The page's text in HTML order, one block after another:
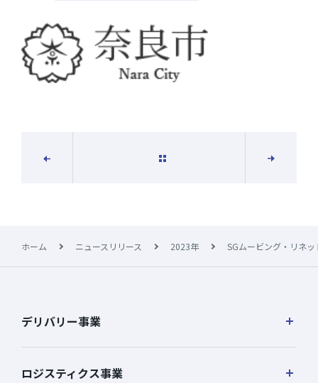
前の記事
一覧に戻る 次の記事
ホーム ニュースリリース 2023年 SGムービング・リネ
デリバリー事業
ロジスティクス事業